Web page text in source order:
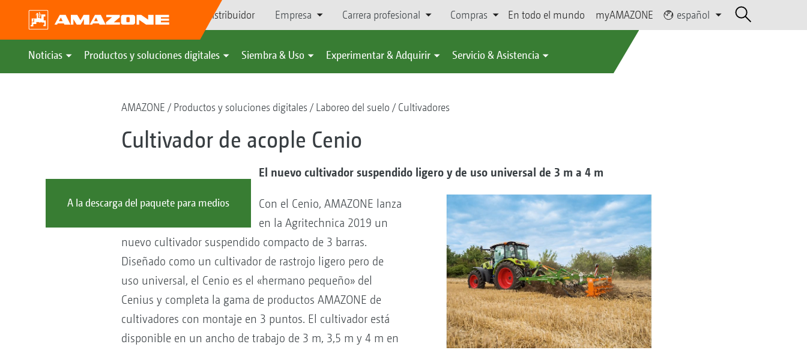
Búsqueda de distribuidor Empresa Carrera profesional Compras En todo el mundo myAMAZONE español
Noticias Productos y soluciones digitales Siembra & Uso Experimentar & Adquirir Servicio & Asistencia
AMAZONE Productos y soluciones digitales Laboreo del suelo Cultivadores
Cultivador de acople Cenio
A la descarga del paquete para medios
El nuevo cultivador suspendido ligero y de uso universal de 3 m a 4 m
Con el Cenio, AMAZONE lanza
en la Agritechnica 2019 un
nuevo cultivador suspendido compacto de 3 barras.
Diseñado como un cultivador de rastrojo ligero pero de
uso universal, el Cenio es el «hermano pequeño» del
Cenius y completa la gama de productos AMAZONE de
cultivadores con montaje en 3 puntos. El cultivador está
disponible en un ancho de trabajo de 3 m, 3,5 m y 4 m en